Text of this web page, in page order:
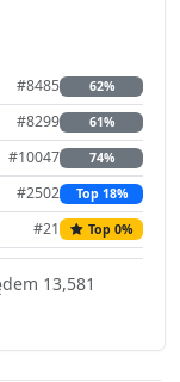
#8485 62%
#8299 61%
#10047 74%
#2502 Top 18%
#21 Top 0%
13,581